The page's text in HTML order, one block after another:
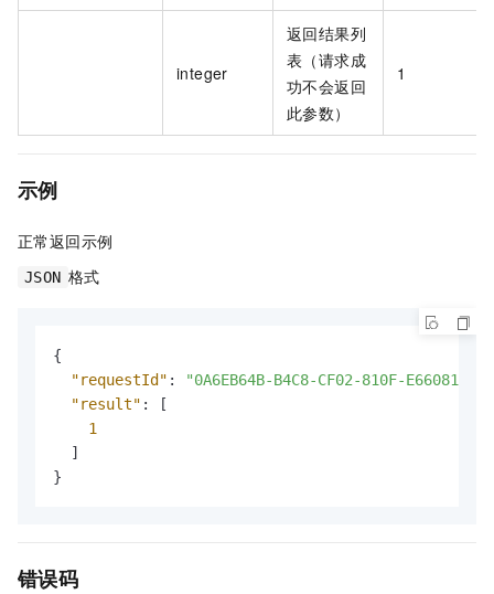
integer
返回结果列
表（请求成
功不会返回
此参数）
1
示例
正常返回示例
JSON 格式
{
"requestId" :
"0A6EB64B-B4C8-CF02-810F-
"result" :
[
1
]
}
错误码